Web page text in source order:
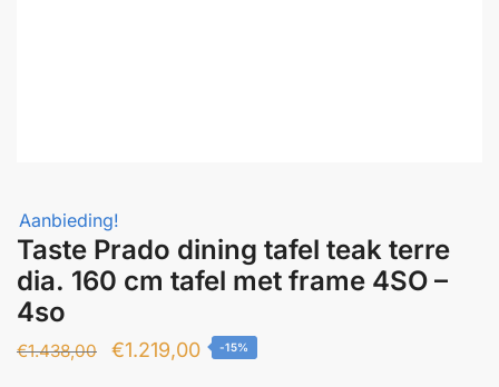
Aanbieding!
Taste Prado dining tafel teak terre
dia. 160 cm tafel met frame 4SO –
4so
€1.438,00
Oorspronkelijke
€1.219,00Huidige
-15%